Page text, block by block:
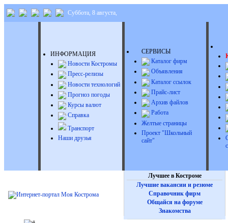
Суббота, 8 августа,
ИНФОРМАЦИЯ
Новости Костромы
Пресс-релизы
Новости технологий
Прогноз погоды
Курсы валют
Справка
Транспорт
Наши друзья
СЕРВИСЫ
Каталог фирм
Объявления
Каталог ссылок
Прайс-лист
Архив файлов
Работа
Желтые страницы
Проект "Школьный
сайт"
Лучшее в Костроме
Лучшие вакансии и резюме
Справочник фирм
Общайся на форуме
Знакомства